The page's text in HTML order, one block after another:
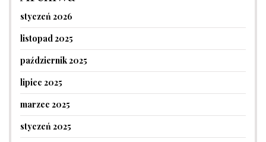
styczeń 2026
listopad 2025
październik 2025
lipiec 2025
marzec 2025
styczeń 2025